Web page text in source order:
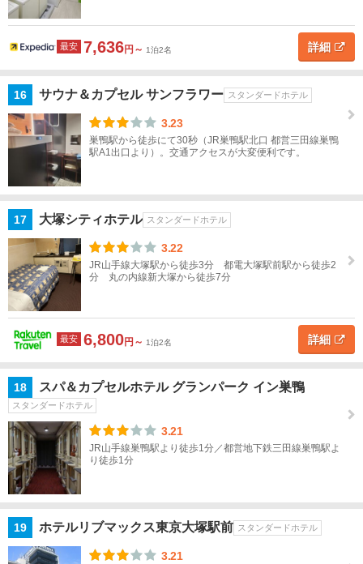
丘・
二子
場・
新
橋・
汐留
葛
西・
足立
板
橋・
練
馬・
赤羽
中
野・
杉
並・
世田
谷
奈
川
最安 7,636円～ 1泊2名 詳細
16 サウナ＆カプセル サンフラワー スタンダードホテル
3.23
巣鴨駅から徒歩にて30秒（JR巣鴨駅北口 都営三田線巣鴨
駅A1出口より）。交通アクセスが大変便利です。
17 大塚シティホテル スタンダードホテル
3.22
JR山手線大塚駅から徒歩3分 都電大塚駅前駅から徒歩2
分 丸の内線新大塚から徒歩7分
最安 6,800円～ 1泊2名 詳細
18 スパ＆カプセルホテル グランパーク イン巣鴨
スタンダードホテル
3.21
JR山手線巣鴨駅より徒歩1分／都営地下鉄三田線巣鴨駅よ
り徒歩1分
19 ホテルリブマックス東京大塚駅前 スタンダードホテル
3.21